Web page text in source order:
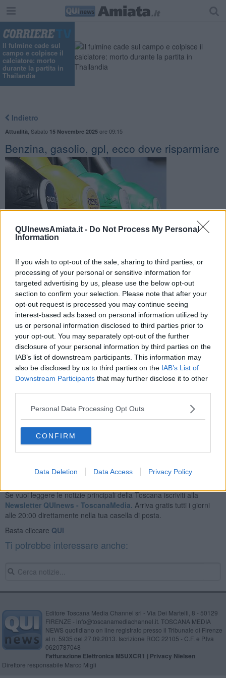
QUInewsAmiata.it - Do Not Process My Personal
Information
If you wish to opt-out of the sale, sharing to third parties, or
processing of your personal or sensitive information for
targeted advertising by us, please use the below opt-out
section to confirm your selection. Please note that after your
opt-out request is processed you may continue seeing
interest-based ads based on personal information utilized by
us or personal information disclosed to third parties prior to
your opt-out. You may separately opt-out of the further
disclosure of your personal information by third parties on the
IAB’s list of downstream participants. This information may
also be disclosed by us to third parties on the IAB’s List of
Downstream Participants that may further disclose it to other
Personal Data Processing Opt Outs
CONFIRM
Data Deletion Data Access Privacy Policy
Il fulmine cade sul
campo e colpisce il
calciatore: morto
durante la partita in
Thailandia
Indietro
Attualità Sabato 15 Novembre 2025ore 09:15
Benzina, gasolio, gpl, ecco dove risparmiare
Ecco l'elenco dei prezzi del carburante in provincia di
Grosseto. Comune per comune gli impianti più economici
dove fare rifornimento.
PROVINCIA DI GROSSETO —Questi i prezzi dei carburanti
rilevati al giorno 15 novembre 2025dal Ministero dello
sviluppo economico
Se vuoi leggere le notizie principali della Toscana iscriviti alla
Newsletter QUInews - ToscanaMedia. Arriva gratis tutti i giorni
alle 20:00 direttamente nella tua casella di posta.
Basta cliccare QUI
Ti potrebbe interessare anche:
Editore Toscana Media Channel srl - Via Dei Martelli, 8 - 50129
FIRENZE - info@toscanamediachannel.it. TOSCANA MEDIA
NEWS quotidiano on line registrato presso il Tribunale di Firenze
al n. 5935 del 27.09.2013. Iscrizione ROC 22105 - C.F. e P.Iva
0620787048
Fatturazione Elettronica M5UXCR1 | Privacy Nielsen
Direttore responsabile Marco Migli